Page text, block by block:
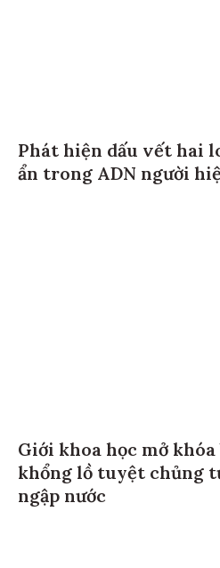
Phát hiện dấu vết hai
ẩn trong ADN người
Giới khoa học mở
khổng lồ tuyệt chủng
ngập nước